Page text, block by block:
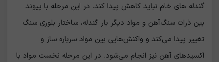
گندله های خام نباید کاهش پیدا کند. در این مرحله با پیوند
بین ذرات سنگ‌آهن و مواد دیگر بار گندله، ساختار بلوری سنگ
تغییر پیدا می‌کند و واکنش‌هایی بین مواد سرباره ساز و
اکسیدهای آهن نیز انجام می‌شود. در این مرحله نخست مواد با